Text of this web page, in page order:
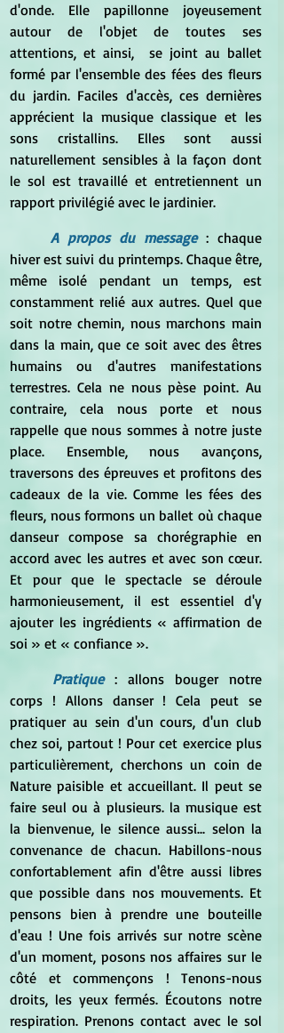
d'onde. Elle papillonne joyeusement
autour de l'objet de toutes ses
attentions, et ainsi,  se joint au ballet
formé par l'ensemble des fées des fleurs
du jardin. Faciles d'accès, ces dernières
apprécient la musique classique et les
sons cristallins. Elles sont aussi
naturellement sensibles à la façon dont
le sol est travaillé et entretiennent un
rapport privilégié avec le jardinier.
A propos du message : chaque
hiver est suivi du printemps. Chaque être,
même isolé pendant un temps, est
constamment relié aux autres. Quel que
soit notre chemin, nous marchons main
dans la main, que ce soit avec des êtres
humains ou d'autres manifestations
terrestres. Cela ne nous pèse point. Au
contraire, cela nous porte et nous
rappelle que nous sommes à notre juste
place. Ensemble, nous avançons,
traversons des épreuves et profitons des
cadeaux de la vie. Comme les fées des
fleurs, nous formons un ballet où chaque
danseur compose sa chorégraphie en
accord avec les autres et avec son cœur.
Et pour que le spectacle se déroule
harmonieusement, il est essentiel d'y
ajouter les ingrédients « affirmation de
soi » et « confiance ».
Pratique : allons bouger notre
corps ! Allons danser ! Cela peut se
pratiquer au sein d'un cours, d'un club
chez soi, partout ! Pour cet exercice plus
particulièrement, cherchons un coin de
Nature paisible et accueillant. Il peut se
faire seul ou à plusieurs. la musique est
la bienvenue, le silence aussi... selon la
convenance de chacun. Habillons-nous
confortablement afin d'être aussi libres
que possible dans nos mouvements. Et
pensons bien à prendre une bouteille
d'eau ! Une fois arrivés sur notre scène
d'un moment, posons nos affaires sur le
côté et commençons ! Tenons-nous
droits, les yeux fermés. Écoutons notre
respiration. Prenons contact avec le sol